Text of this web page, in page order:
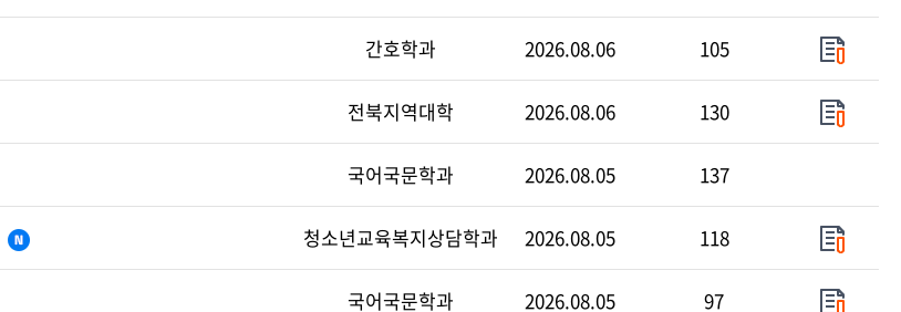
간호학과 2026.08.06 105
전북지역대학 2026.08.06 130
국어국문학과 2026.08.05 137
청소년교육복지상담학과 2026.08.05 118
국어국문학과 2026.08.05 97